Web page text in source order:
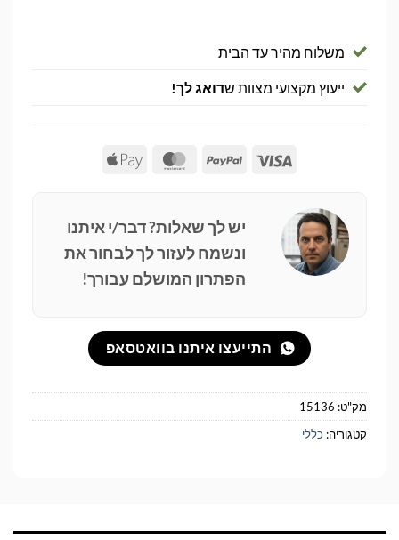
משלוח מהיר עד הבית
ייעוץ מקצועי מצוות שדואג לך!
Visa
PayPal
MasterCard
Apple
יש לך שאלות? דבר/י איתנו
ונשמח לעזור לך לבחור את
הפתרון המושלם עבורך!
התייעצו איתנו בוואטסאפ
מק"ט: 15136
קטגוריה: כללי